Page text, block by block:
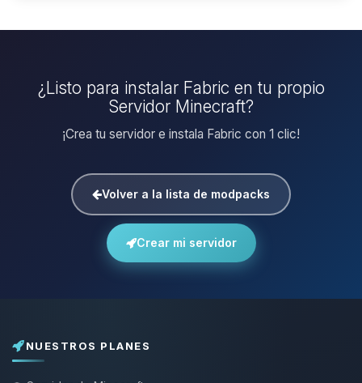
¿Listo para instalar Fabric en tu propio
Servidor Minecraft?
¡Crea tu servidor e instala Fabric con 1 clic!
Volver a la lista de modpacks
Crear mi servidor
NUESTROS PLANES